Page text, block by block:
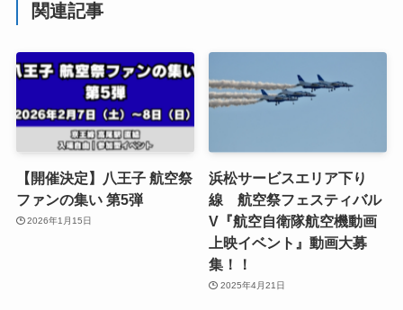
関連記事
【開催決定】八王子 航空祭
ファンの集い 第5弾
2026年1月15日
浜松サービスエリア下り
線 航空祭フェスティバル
V『航空自衛隊航空機動画
上映イベント』動画大募
集！！
2025年4月21日